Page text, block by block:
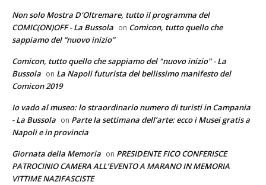
Non solo Mostra D'Oltremare, tutto il programma del
COMIC(ON)OFF - La Bussola on Comicon, tutto quello che
sappiamo del “nuovo inizio”
Comicon, tutto quello che sappiamo del "nuovo inizio" - La
Bussola on La Napoli futurista del bellissimo manifesto del
Comicon 2019
Io vado al museo: lo straordinario numero di turisti in Campania
- La Bussola on Parte la settimana dell’arte: ecco i Musei gratis a
Napoli e in provincia
Giornata della Memoria on PRESIDENTE FICO CONFERISCE
PATROCINIO CAMERA ALL’EVENTO A MARANO IN MEMORIA
VITTIME NAZIFASCISTE